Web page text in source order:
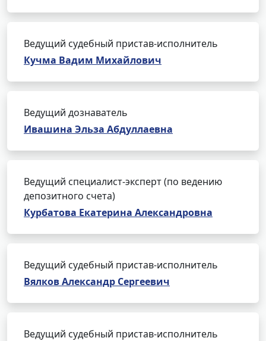
Ведущий судебный пристав-исполнитель
Кучма Вадим Михайлович
Ведущий дознаватель
Ивашина Эльза Абдуллаевна
Ведущий специалист-эксперт (по ведению
депозитного счета)
Курбатова Екатерина Александровна
Ведущий судебный пристав-исполнитель
Вялков Александр Сергеевич
Ведущий судебный пристав-исполнитель